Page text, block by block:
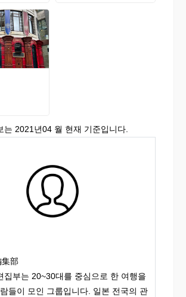
는 2021년04 월 현재 기준입니다.
集部
집부는 20~30대를 중심으로 한 여행을
들이 모인 그룹입니다. 일본 전국의 관